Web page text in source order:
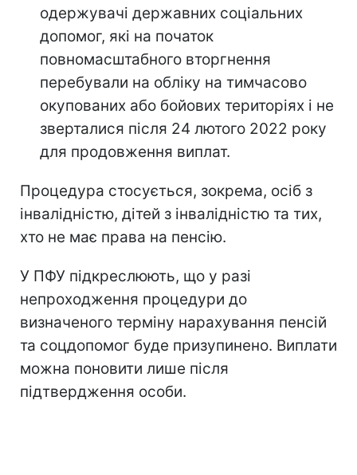
одержувачі державних соціальних
допомог, які на початок
повномасштабного вторгнення
перебували на обліку на тимчасово
окупованих або бойових територіях і не
зверталися після 24 лютого 2022 року
для продовження виплат.
Процедура стосується, зокрема, осіб з
інвалідністю, дітей з інвалідністю та тих,
хто не має права на пенсію.
У ПФУ підкреслюють, що у разі
непроходження процедури до
визначеного терміну нарахування пенсій
та соцдопомог буде призупинено. Виплати
можна поновити лише після
підтвердження особи.